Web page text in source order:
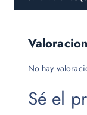
No hay
Sé el